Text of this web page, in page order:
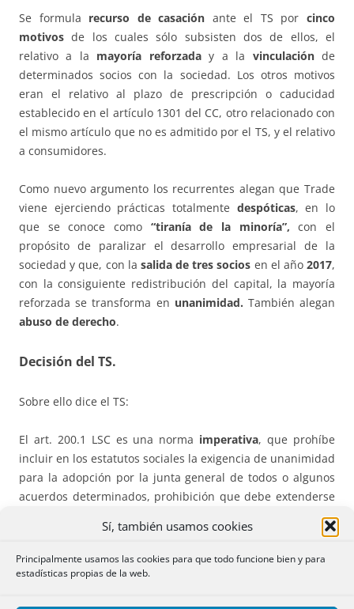
Sí, también usamos cookies
Principalmente usamos las cookies para que todo funcione bien y para
estadísticas propias de la web.
Se formula recurso de casación ante el TS porcinco
motivos de los cuales sólo subsisten dos de ellos, el
relativo a la mayoría reforzaday a la vinculaciónde
determinados socios con la sociedad. Los otros motivos
eran el relativo al plazo de prescripción o caducidad
establecido en el artículo 1301 del CC, otro relacionado con
el mismo artículo que no es admitido por el TS, y el relativo
a consumidores.
Como nuevo argumento los recurrentes alegan que Trade
viene ejerciendo prácticas totalmente despóticas, en lo
que se conoce como “tiranía de la minoría”, con el
propósito de paralizar el desarrollo empresarial de la
sociedad y que, con la salida de tres socios en el año2017,
con la consiguiente redistribución del capital, la mayoría
reforzada se transforma en unanimidad. También alegan
abuso de derecho.
Decisión del TS.
Sobre ello dice el TS:
El art. 200.1 LSC es una norma imperativa, que prohíbe
incluir en los estatutos sociales la exigencia de unanimidad
para la adopción por la junta general de todos o algunos
acuerdos determinados, prohibición que debe extenderse
también a los pactos parasociales para evitar el fraude de
Ahora bien, en el pacto de socios no se impone la